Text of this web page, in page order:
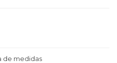
de medidas